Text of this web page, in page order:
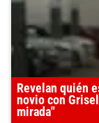
Revelan quién
novio con
mirada"